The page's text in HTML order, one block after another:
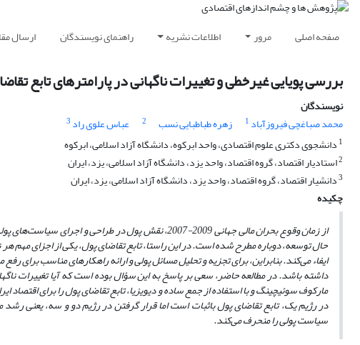
صفحه اصلی مرور اطلاعات نشریه راهنمای نویسندگان ارسال
بررسی پویایی غیرخطی و تغییرات ناگهانی در پارامتر‌های تابع
نویسندگان
محمد صباغچی فیروزآباد 1 زهره طباطبایی نسب 2 عباس علوی راد 3
1 دانشجوی دکتری علوم اقتصادی، واحد ابرکوه، دانشگاه آزاد اسلامی، ابرکوه
2استادیار اقتصاد، گروه اقتصاد، واحد یزد، دانشگاه آزاد اسلامی، یزد، ایران
3دانشیار اقتصاد، گروه اقتصاد، واحد یزد، دانشگاه آزاد اسلامی، یزد، ایران
چکیده
از زمان وقوع بحران مالی جهانی
2009-2007، نقش پول در طراحی و اجرای
حال توسعه، دوباره مطرح شده است.در این راستا، تابع تقاضای پول، یکی از اجزای
ایفاء می‌کند. بنابراین، برای تجزیه و تحلیل مسائل پولی و ارائه راهکارهای مناسب
داشته باشد. در مطالعه حاضر، سعی بر پاسخ به این سؤال بوده است که آیا تغییرات
مارکوف سوئیچینگ و با استفاده از جمع ساده و دیویزیا، تابع تقاضای پول را برای اقتصاد
در رژیم یک، تابع تقاضای پول باثبات است اما قرار گرفتن در رژیم دو و سه،
سیاست پولی را منحرف می‌کند.